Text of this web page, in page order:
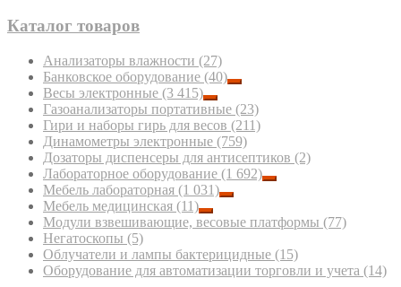
Каталог товаров
Анализаторы влажности (27)
Банковское оборудование (40)
Весы электронные (3 415)
Газоанализаторы портативные (23)
Гири и наборы гирь для весов (211)
Динамометры электронные (759)
Дозаторы диспенсеры для антисептиков (2)
Лабораторное оборудование (1 692)
Мебель лабораторная (1 031)
Мебель медицинская (11)
Модули взвешивающие, весовые платформы (77)
Негатоскопы (5)
Облучатели и лампы бактерицидные (15)
Оборудование для автоматизации торговли и учета (14)